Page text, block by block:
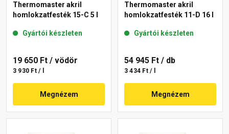
Thermomaster akril
homlokzatfesték 15-C 5 l
Gyártói készleten
19 650 Ft / vödör
3 930 Ft / l
Megnézem
Thermomaster akril
homlokzatfesték 11-D 16 l
Gyártói készleten
54 945 Ft / db
3 434 Ft / l
Megnézem